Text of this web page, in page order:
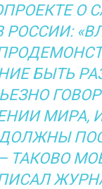
О
РОССИИ:
БЫТЬ
МИРА,
ТАКОВО